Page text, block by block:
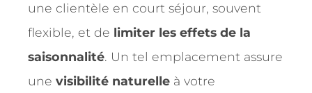
une clientèle en court séjour, souvent
flexible, et de limiter les effets de la
saisonnalité. Un tel emplacement assure
une visibilité naturelle à votre